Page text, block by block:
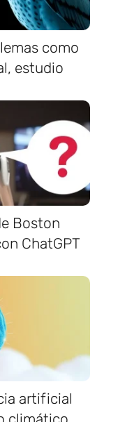
como
estudio
Boston
ChatGPT
artificial